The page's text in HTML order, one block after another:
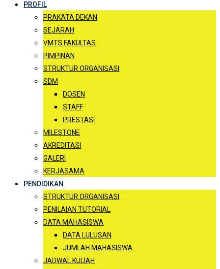
PROFIL
PRAKATA DEKAN
SEJARAH
VMTS FAKULTAS
PIMPINAN
STRUKTUR ORGANISASI
SDM
DOSEN
STAFF
PRESTASI
MILESTONE
AKREDITASI
GALERI
KERJASAMA
PENDIDIKAN
STRUKTUR ORGANISASI
PENILAIAN TUTORIAL
DATA MAHASISWA
DATA LULUSAN
JUMLAH MAHASISWA
JADWAL KULIAH